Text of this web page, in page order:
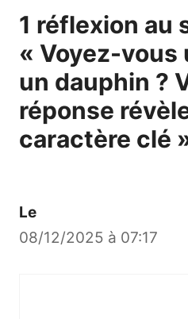
1 réflexion au
« Voyez-vous
un dauphin ?
réponse
caractère clé
Le
08/12/2025 à 07:17